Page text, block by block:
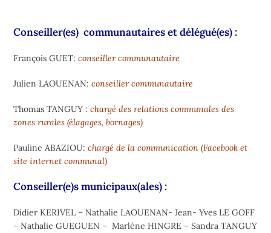
Conseiller(es) communautaires et délégué(es) :
François GUET:conseiller communautaire
Julien LAOUENAN:conseiller communautaire
Thomas TANGUY :chargé des relations communales des
zones rurales (élagages, bornages)
Pauline ABAZIOU:chargé de la communication (Facebook et
site internet communal)
Conseiller(e)s municipaux(ales) :
Didier KERIVEL – Nathalie LAOUENAN- Jean- Yves LE GOFF
– Nathalie GUEGUEN – Marlène HINGRE – Sandra TANGUY